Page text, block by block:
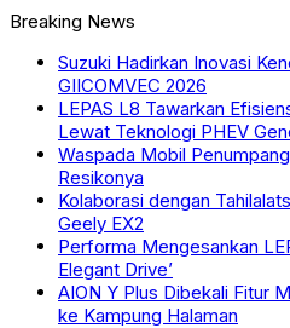
Breaking News
Suzuki Hadirkan Inovasi
GIICOMVEC 2026
LEPAS L8 Tawarkan
Lewat Teknologi PHEV
Waspada Mobil
Resikonya
Kolaborasi dengan
Geely EX2
Performa Mengesankan
Elegant Drive’
AION Y Plus Dibekali Fitur
ke Kampung Halaman